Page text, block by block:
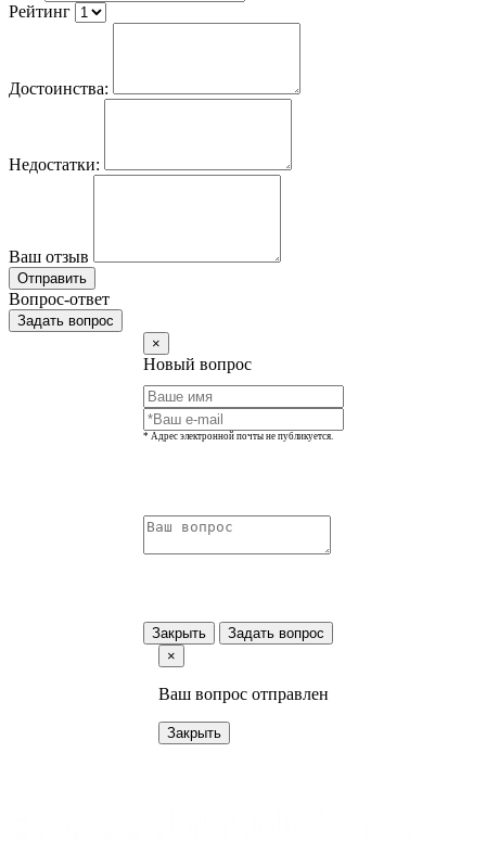
Рейтинг
Достоинства:
Недостатки:
Ваш отзыв
Отправить
Вопрос-ответ
Задать вопрос
×
Новый вопрос
* Адрес электронной почты не публикуется.
Закрыть
Задать вопрос
×
Ваш вопрос отправлен
Закрыть